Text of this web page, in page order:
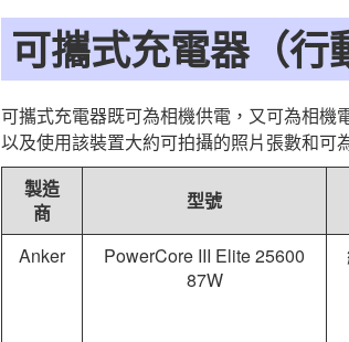
可攜式充電器（行
可攜式充電器既可為相機供電，又可為相機
以及使用該裝置大約可拍攝的照片張數和可
製造
商
型號
Anker
PowerCore III Elite 25600
87W